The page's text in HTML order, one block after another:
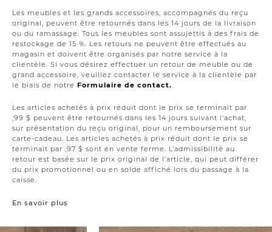
Les meubles et les grands accessoires, accompagnés du reçu
original, peuvent être retournés dans les 14 jours de la livraison
ou du ramassage. Tous les meubles sont assujettis à des frais de
restockage de 15 %. Les retours ne peuvent être effectués au
magasin et doivent être organisés par notre service à la
clientèle. Si vous désirez effectuer un retour de meuble ou de
grand accessoire, veuillez contacter le service à la clientèle par
le biais de notre Formulaire de contact.
Les articles achetés à prix réduit dont le prix se terminait par
,99 $ peuvent être retournés dans les 14 jours suivant l'achat,
sur présentation du reçu original, pour un remboursement sur
carte-cadeau. Les articles achetés à prix réduit dont le prix se
terminait par ,97 $ sont en vente ferme. L’admissibilité au
retour est basée sur le prix original de l’article, qui peut différer
du prix promotionnel ou en solde affiché lors du passage à la
caisse.
En savoir plus